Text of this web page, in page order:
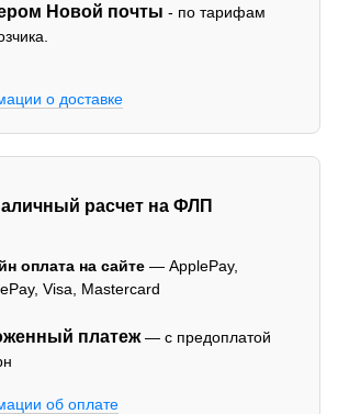
Новой почты - по тарифам
о доставке
расчет на ФЛП
оплата на сайте — ApplePay,
Visa, Mastercard
платеж— с предоплатой
об оплате